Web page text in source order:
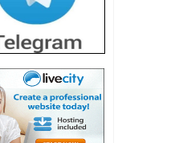
רוצים שתדעו
פריסת אנלימיטד
(בניחוח בלתי
כאן
חשיפה: איוב קרא
אישר לקבוצת
בדיוק מה שביבי
כאן